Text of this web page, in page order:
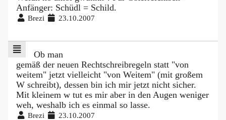
Anfänger: Schüdl = Schild.
Brezi 23.10.2007
Ob man
gemäß der neuen Rechtschreibregeln statt "von
weitem" jetzt vielleicht "von Weitem" (mit großem
W schreibt), dessen bin ich mir jetzt nicht sicher.
Mit kleinem w tut es mir aber in den Augen weniger
weh, weshalb ich es einmal so lasse.
Brezi 23.10.2007